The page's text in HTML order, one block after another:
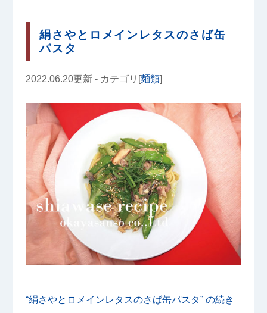
絹さやとロメインレタスのさば缶
パスタ
2022.06.20更新 - カテゴリ[麺類]
“絹さやとロメインレタスのさば缶パスタ” の続き